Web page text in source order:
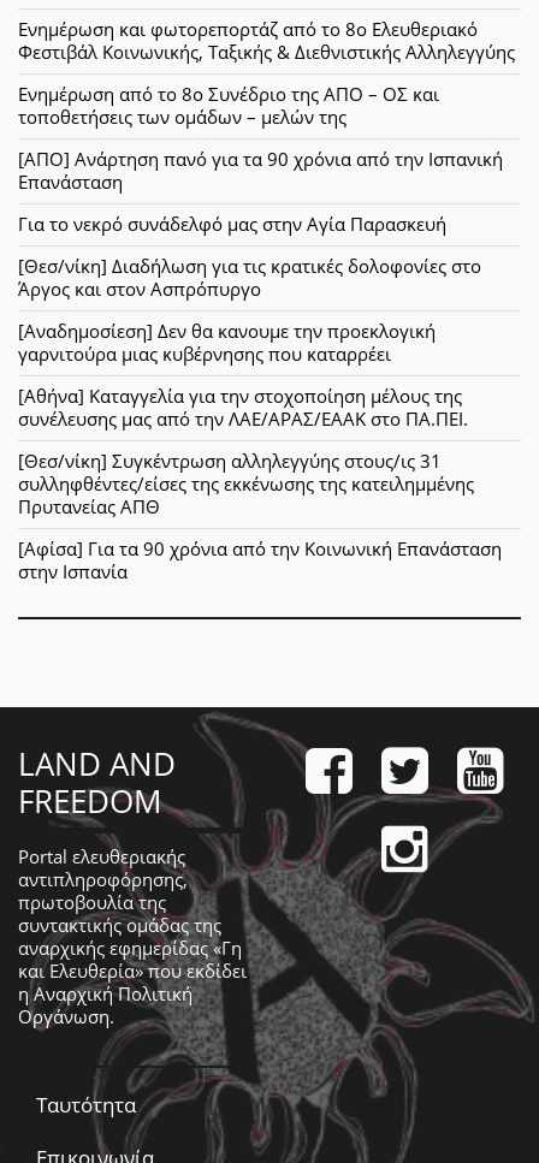
Ενημέρωση και φωτορεπορτάζ από το 8ο Ελευθεριακό
Φεστιβάλ Κοινωνικής, Ταξικής & Διεθνιστικής Αλληλεγγύης
Ενημέρωση από το 8ο Συνέδριο της ΑΠΟ – ΟΣ και
τοποθετήσεις των ομάδων – μελών της
[ΑΠΟ] Ανάρτηση πανό για τα 90 χρόνια από την Ισπανική
Επανάσταση
Για το νεκρό συνάδελφό μας στην Αγία Παρασκευή
[Θεσ/νίκη] Διαδήλωση για τις κρατικές δολοφονίες στο
Άργος και στον Ασπρόπυργο
[Αναδημοσίεση] Δεν θα κανουμε την προεκλογική
γαρνιτούρα μιας κυβέρνησης που καταρρέει
[Αθήνα] Καταγγελία για την στοχοποίηση μέλους της
συνέλευσης μας από την ΛΑΕ/ΑΡΑΣ/ΕΑΑΚ στο ΠΑ.ΠΕΙ.
[Θεσ/νίκη] Συγκέντρωση αλληλεγγύης στους/ις 31
συλληφθέντες/είσες της εκκένωσης της κατειλημμένης
Πρυτανείας ΑΠΘ
[Αφίσα] Για τα 90 χρόνια από την Κοινωνική Επανάσταση
στην Ισπανία
LAND AND
FREEDOM
Portal ελευθεριακής
αντιπληροφόρησης,
πρωτοβουλία της
συντακτικής ομάδας της
αναρχικής εφημερίδας «Γη
και Ελευθερία» που εκδίδει
ηΑναρχική Πολιτική
Οργάνωση.
Ταυτότητα